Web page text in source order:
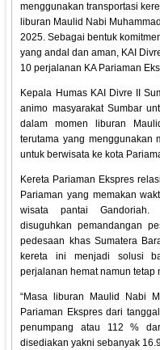
menggunakan transportasi
liburan Maulid Nabi
2025. Sebagai bentuk
yang andal dan aman, KAI
10 perjalanan KA Pariaman
Kepala Humas KAI Divre II
animo masyarakat Sumbar
dalam momen liburan
terutama yang menggunakan
untuk berwisata ke kota
Kereta Pariaman Ekspres
Pariaman yang memakan
wisata pantai Gandoriah.
disuguhkan pemandangan
pedesaan khas Sumatera
kereta ini menjadi solusi
perjalanan hemat namun tetap
“Masa liburan Maulid Nabi
Pariaman Ekspres dari
penumpang atau 112 %
disediakan yakni sebanyak